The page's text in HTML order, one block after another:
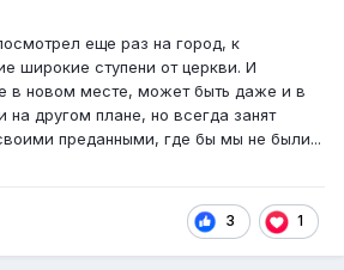
еще раз на город, к
широкие ступени от церкви. И
в новом месте, может быть даже и в
на другом плане, но всегда занят
преданными, где бы мы не были...
3 1